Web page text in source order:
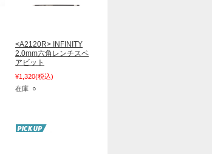
<A2120R> INFINITY
2.0mm六角レンチスペ
アビット
¥1,320(税込)
在庫 ○